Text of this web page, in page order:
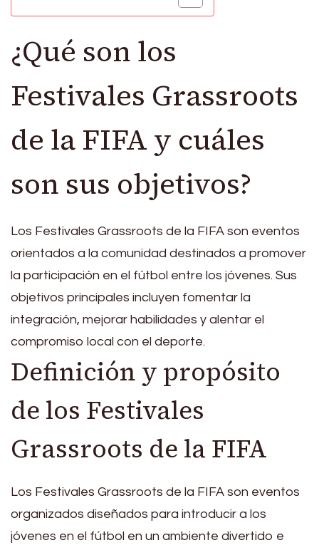
¿Qué son los
Festivales Grassroots
de la FIFA y cuáles
son sus objetivos?
Los Festivales Grassroots de la FIFA son eventos
orientados a la comunidad destinados a promover
la participación en el fútbol entre los jóvenes. Sus
objetivos principales incluyen fomentar la
integración, mejorar habilidades y alentar el
compromiso local con el deporte.
Definición y propósito
de los Festivales
Grassroots de la FIFA
Los Festivales Grassroots de la FIFA son eventos
organizados diseñados para introducir a los
jóvenes en el fútbol en un ambiente divertido e